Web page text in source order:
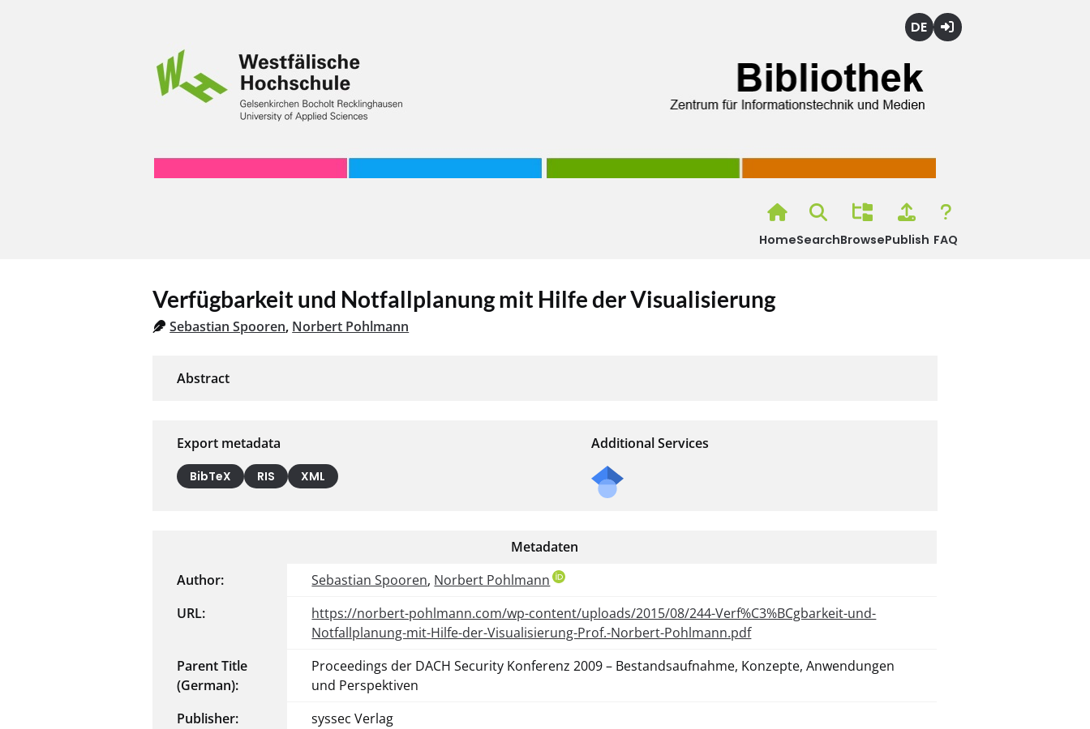
HomeSearchBrowsePublish FAQ
Verfügbarkeit und Notfallplanung mit Hilfe der Visualisierung
Sebastian Spooren, Norbert Pohlmann
Export metadata
BibTeX RIS XML
Additional Services
Metadaten
Author:
Sebastian Spooren, Norbert Pohlmann
URL:
https://norbert-pohlmann.com/wp-content/uploads/2015/08/244-Verf%C3%BCgbarkeit-und-
Notfallplanung-mit-Hilfe-der-Visualisierung-Prof.-Norbert-Pohlmann.pdf
Parent Title
(German):
Proceedings der DACH Security Konferenz 2009 – Bestandsaufnahme, Konzepte, Anwendungen
und Perspektiven
Publisher:
syssec Verlag